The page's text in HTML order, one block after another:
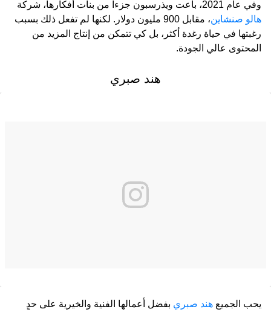
وفي عام 2021، باعت ويذرسبون جزءاً من بنات أفكارها، شركة
هالو صنشاين
، مقابل 900 مليون دولار. لكنها لم تفعل ذلك بسبب
رغبتها في حياة رغدة أكثر، بل كي تتمكن من إنتاج المزيد من
المحتوى عالي الجودة.
هند صبري
يحب الجميع هند صبري بفضل أعمالها الفنية والخيرية على حدٍ